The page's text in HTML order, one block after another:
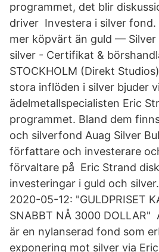
programmet, det blir
driver Investera i silver fond.
mer köpvärt än guld — Silver
silver - Certifikat &
STOCKHOLM (Direkt
stora inflöden i silver bjuder
ädelmetallspecialisten Eric
programmet. Bland dem
och silverfond Auag Silver
författare och investerare
förvaltare på Eric Strand
investeringar i guld och
2020-05-12: "GULDPRISET
SNABBT NÅ 3000 DOLLAR"
är en nylanserad fond som
exponering mot silver via